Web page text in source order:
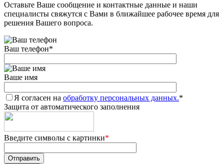
Оставьте Ваше сообщение и контактные данные и наши
специалисты свяжутся с Вами в ближайшее рабочее время для
решения Вашего вопроса.
Ваш телефон*
Ваше имя
Я согласен на обработку персональных данных.*
Защита от автоматического заполнения
Введите символы с картинки*